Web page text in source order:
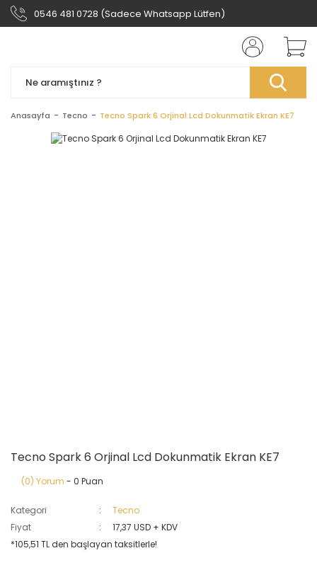
0546 481 0728 (Sadece Whatsapp Lütfen)
Anasayfa Tecno Tecno Spark 6 Orjinal Lcd Dokunmatik Ekran KE7
Tecno Spark 6 Orjinal Lcd Dokunmatik Ekran KE7
(0) Yorum - 0 Puan
Kategori
Tecno
Fiyat
17,37 USD + KDV
*105,51 TL den başlayan taksitlerle!